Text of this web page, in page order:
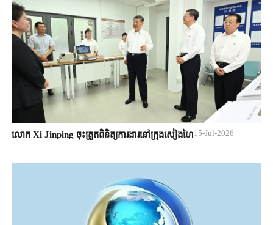
លោក Xi Jinping ចុះត្រួតពិនិត្យការងារនៅក្រុងសៀងហៃ15-Jul-2026